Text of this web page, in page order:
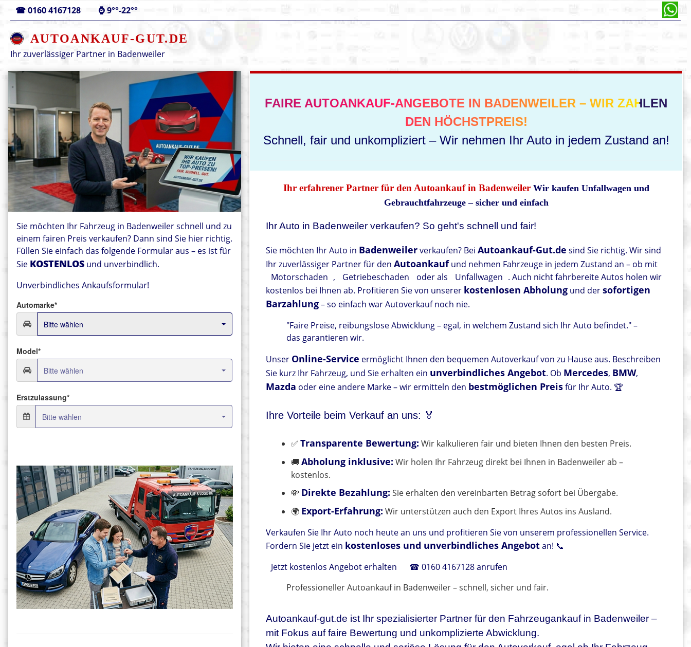
☎0160 4167128 ⌚9°°-22°°
AUTOANKAUF-GUT.DE
Ihr zuverlässiger Partner in Badenweiler
Sie möchten Ihr Fahrzeug in Badenweiler schnell und zu
einem fairen Preis verkaufen? Dann sind Sie hier richtig.
Füllen Sie einfach das folgende Formular aus – es ist für
Sie KOSTENLOS und unverbindlich.
Unverbindliches Ankaufsformular!
FAIRE AUTOANKAUF-ANGEBOTE IN BADENWEILER – WIR ZAHLEN
DEN HÖCHSTPREIS!
Schnell, fair und unkompliziert – Wir nehmen Ihr Auto in jedem Zustand an!
Ihr erfahrener Partner für den Autoankauf in Badenweiler Wir kaufen Unfallwagen und
Gebrauchtfahrzeuge – sicher und einfach
Ihr Auto in Badenweiler verkaufen? So geht's schnell und fair!
Sie möchten Ihr Auto in Badenweilerverkaufen? BeiAutoankauf-Gut.de sind Sie richtig. Wir sind
Ihr zuverlässiger Partner für denAutoankaufund nehmen Fahrzeuge in jedem Zustand an – ob mit
Motorschaden , Getriebeschaden oder als Unfallwagen . Auch nicht fahrbereite Autos holen wir
kostenlos bei Ihnen ab. Profitieren Sie von unserer kostenlosen Abholung und dersofortigen
Barzahlung– so einfach war Autoverkauf noch nie.
"Faire Preise, reibungslose Abwicklung – egal, in welchem Zustand sich Ihr Auto befindet." –
das garantieren wir.
Unser Online-Service ermöglicht Ihnen den bequemen Autoverkauf von zu Hause aus. Beschreiben
Sie kurz Ihr Fahrzeug, und Sie erhalten ein unverbindliches Angebot. Ob Mercedes, BMW,
Mazda oder eine andere Marke – wir ermitteln den bestmöglichen Preisfür Ihr Auto. 🏆
Ihre Vorteile beim Verkauf an uns: 🏅
✅Transparente Bewertung: Wir kalkulieren fair und bieten Ihnen den besten Preis.
🚚Abholung inklusive: Wir holen Ihr Fahrzeug direkt bei Ihnen in Badenweiler ab –
kostenlos.
💸 Direkte Bezahlung: Sie erhalten den vereinbarten Betrag sofort bei Übergabe.
🌍 Export-Erfahrung: Wir unterstützen auch den Export Ihres Autos ins Ausland.
Verkaufen Sie Ihr Auto noch heute an uns und profitieren Sie von unserem professionellen Service.
Fordern Sie jetzt ein kostenloses und unverbindliches Angebotan! 📞
Jetzt kostenlos Angebot erhalten
☎ 0160 4167128 anrufen
Professioneller Autoankauf in Badenweiler – schnell, sicher und fair.
Autoankauf-gut.de ist Ihr spezialisierter Partner für den Fahrzeugankauf in Badenweiler –
mit Fokus auf faire Bewertung und unkomplizierte Abwicklung.